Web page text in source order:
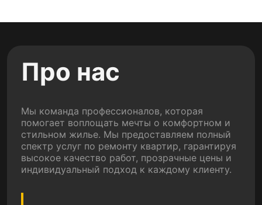
Про нас
Мы команда профессионалов, которая
помогает воплощать мечты о комфортном и
стильном жилье. Мы предоставляем полный
спектр услуг по ремонту квартир, гарантируя
высокое качество работ, прозрачные цены и
индивидуальный подход к каждому клиенту.